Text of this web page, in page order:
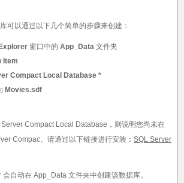
可以通过以下几个简单的步骤来创建：
窗口中的 App_Data 文件夹
Item
Compact Local Database *
Movies.sdf
Compact Local Database，则说明您尚未在
Compac。请通过以下链接进行安装： SQL Server
自动在 App_Data 文件夹中创建该数据库。